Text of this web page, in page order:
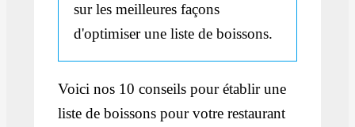
sur les meilleures façons
d'optimiser une liste de boissons.
Voici nos 10 conseils pour établir une
liste de boissons pour votre restaurant